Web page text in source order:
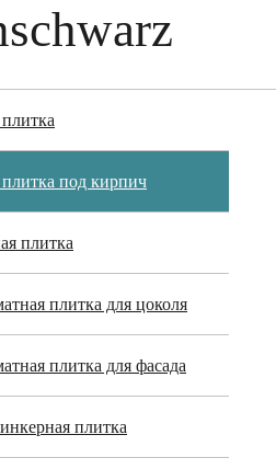
под кирпич
плитка
плитка для цоколя
плитка для фасада
плитка